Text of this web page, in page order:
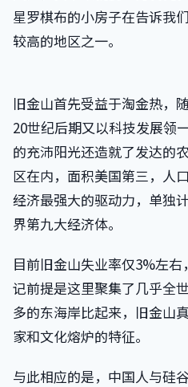
星罗棋布的小房子在告诉我
较高的地区之一。
旧金山首先受益于淘金热，
20世纪后期又以科技发展领
的充沛阳光还造就了发达的
区在内，面积美国第三，人
经济最强大的驱动力，单独
界第九大经济体。
目前旧金山失业率仅3%左
记前提是这里聚集了几乎全
多的东海岸比起来，旧金山
家和文化熔炉的特征。
与此相应的是，中国人与硅